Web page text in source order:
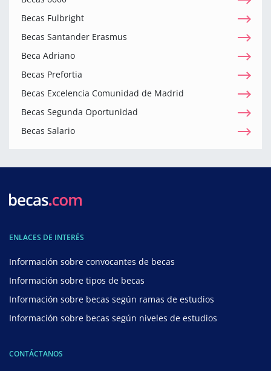
Becas Fulbright
Becas Santander Erasmus
Beca Adriano
Becas Prefortia
Becas Excelencia Comunidad de Madrid
Becas Segunda Oportunidad
Becas Salario
ENLACES DE INTERÉS
Información sobre convocantes de becas
Información sobre tipos de becas
Información sobre becas según ramas de estudios
Información sobre becas según niveles de estudios
CONTÁCTANOS